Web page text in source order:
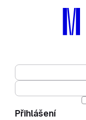
Přihlášení